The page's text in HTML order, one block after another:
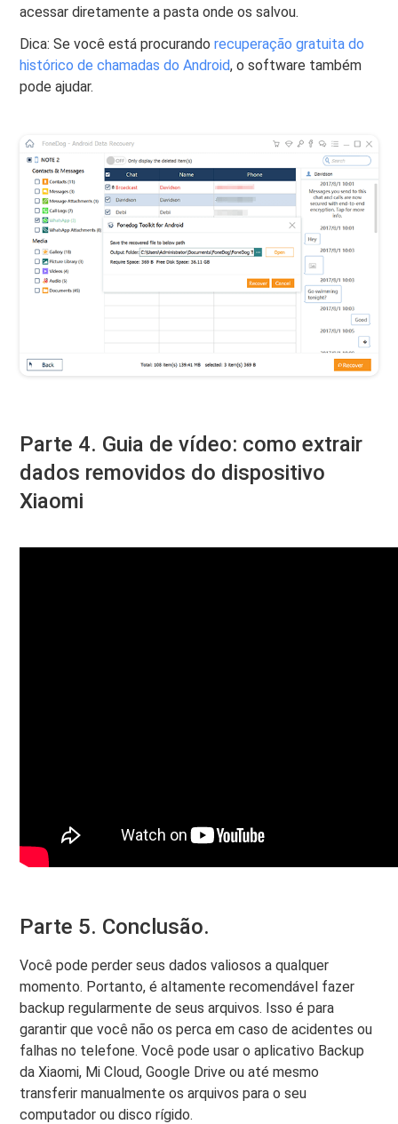
acessar diretamente a pasta onde os salvou.
Dica: Se você está procurandorecuperação gratuita do
histórico de chamadas do Android, o software também
pode ajudar.
Parte 4. Guia de vídeo: como extrair
dados removidos do dispositivo
Xiaomi
Parte 5. Conclusão.
Você pode perder seus dados valiosos a qualquer
momento. Portanto, é altamente recomendável fazer
backup regularmente de seus arquivos. Isso é para
garantir que você não os perca em caso de acidentes ou
falhas no telefone. Você pode usar o aplicativo Backup
da Xiaomi, Mi Cloud, Google Drive ou até mesmo
transferir manualmente os arquivos para o seu
computador ou disco rígido.